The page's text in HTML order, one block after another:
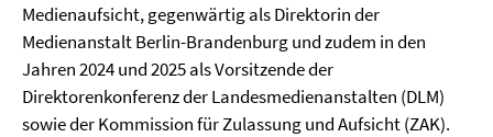
Medienaufsicht, gegenwärtig als Direktorin der
Medienanstalt Berlin-Brandenburg und zudem in den
Jahren 2024 und 2025 als Vorsitzende der
Direktorenkonferenz der Landesmedienanstalten (DLM)
sowie der Kommission für Zulassung und Aufsicht (ZAK).